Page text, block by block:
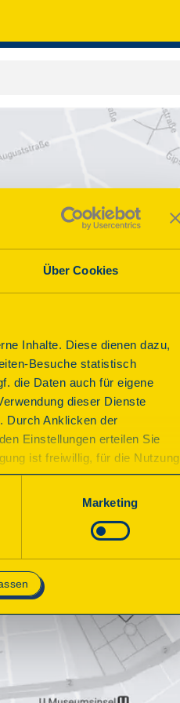
Über Cookies
Inhalte. Diese dienen dazu,
Besuche statistisch
die Daten auch für eigene
dieser Dienste
Durch Anklicken der
Einstellungen erteilen Sie
ist freiwillig, für die Nutzung
Wenn Sie das Consent Tool
notwendig und für den
Marketing